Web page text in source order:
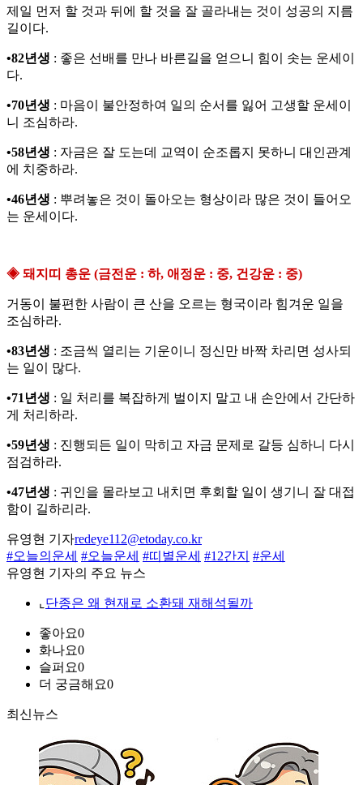
제일 먼저 할 것과 뒤에 할 것을 잘 골라내는 것이 성공의 지름
길이다.
•82년생 : 좋은 선배를 만나 바른길을 얻으니 힘이 솟는 운세이
다.
•70년생 : 마음이 불안정하여 일의 순서를 잃어 고생할 운세이
니 조심하라.
•58년생 : 자금은 잘 도는데 교역이 순조롭지 못하니 대인관계
에 치중하라.
•46년생 : 뿌려놓은 것이 돌아오는 형상이라 많은 것이 들어오
는 운세이다.
◈ 돼지띠 총운 (금전운 : 하, 애정운 : 중, 건강운 : 중)
거동이 불편한 사람이 큰 산을 오르는 형국이라 힘겨운 일을
조심하라.
•83년생 : 조금씩 열리는 기운이니 정신만 바짝 차리면 성사되
는 일이 많다.
•71년생 : 일 처리를 복잡하게 벌이지 말고 내 손안에서 간단하
게 처리하라.
•59년생 : 진행되든 일이 막히고 자금 문제로 갈등 심하니 다시
점검하라.
•47년생 : 귀인을 몰라보고 내치면 후회할 일이 생기니 잘 대접
함이 길하리라.
유영현 기자redeye112@etoday.co.kr
#오늘의운세 #오늘운세 #띠별운세 #12간지 #운세
유영현 기자의 주요 뉴스
⌞ 단종은 왜 현재로 소환돼 재해석될까
좋아요0
화나요0
슬퍼요0
더 궁금해요0
최신뉴스